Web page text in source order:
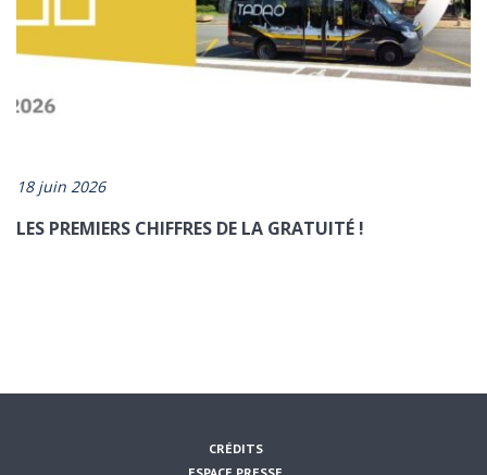
18 juin 2026
LES PREMIERS CHIFFRES DE LA GRATUITÉ !
CRÉDITS